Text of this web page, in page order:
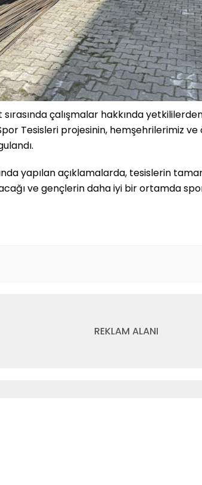
çalışmalar hakkında
Tesisleri projesinin, hemşehrilerimiz
yapılan açıklamalarda, tesislerin
ve gençlerin daha iyi bir ortamda
REKLAM ALANI